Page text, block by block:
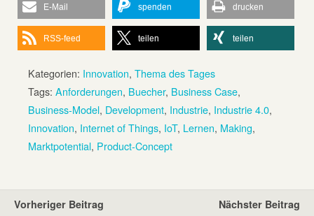
E-Mail spenden drucken
RSS-feed teilen teilen
Kategorien: Innovation, Thema des Tages
Tags: Anforderungen, Buecher, Business Case,
Business-Model, Development, Industrie, Industrie 4.0,
Innovation, Internet of Things, IoT, Lernen, Making,
Marktpotential, Product-Concept
Vorheriger Beitrag Nächster Beitrag